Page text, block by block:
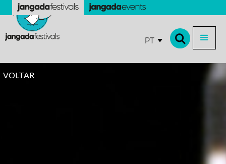
PT
VOLTAR